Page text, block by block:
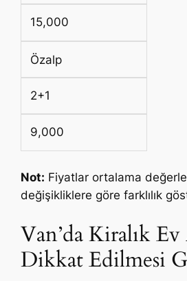
15,000
Özalp
2+1
9,000
Not: Fiyatlar ortalama
değişikliklere göre farklılık
Van’da Kiralık Ev
Dikkat Edilmesi